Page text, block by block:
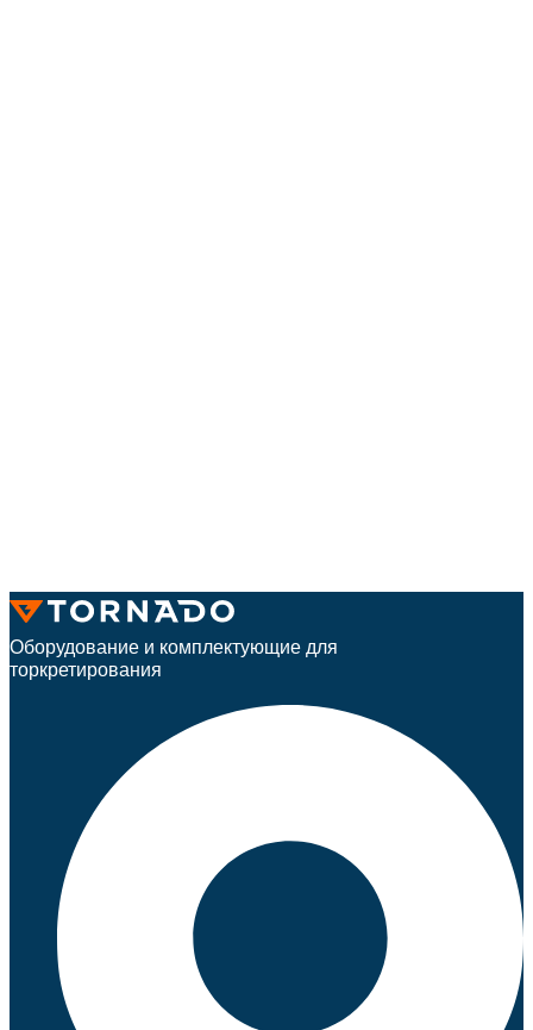
Оборудование и комплектующие для
торкретирования